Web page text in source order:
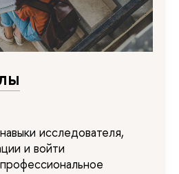
исследователя,
и войти